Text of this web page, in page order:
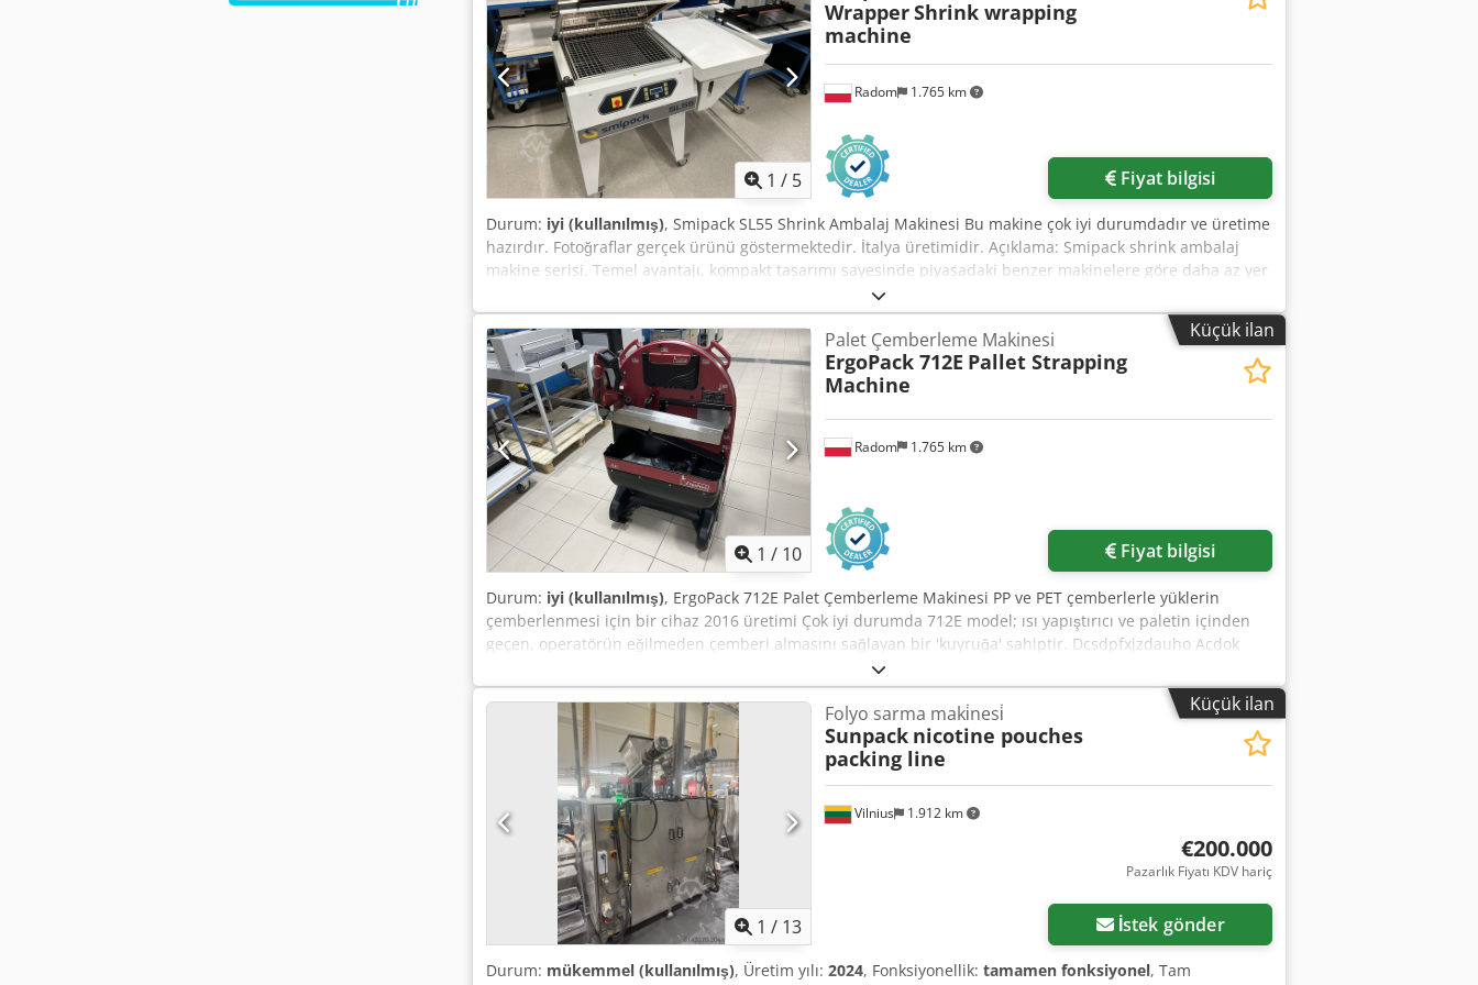
1 / 5
Radom 1.765 km
WrapperShrink wrapping
machine
Fiyat bilgisi
Durum: iyi (kullanılmış), Smipack SL55 Shrink Ambalaj Makinesi Bu makine çok iyi durumdadır ve üretime
hazırdır. Fotoğraflar gerçek ürünü göstermektedir. İtalya üretimidir. Açıklama: Smipack shrink ambalaj
makine serisi. Temel avantajı, kompakt tasarımı sayesinde piyasadaki benzer makinelere göre daha az yer
kaplamasıdır. Teknik özellikler: Dcodezdav Sepfx Acdok Ürün boyutları: 560x430 mm Maksimum ürün
yüksekliği: 260 mm Güç kaynağı: 230V.
Küçük ilan
1 / 10
Radom 1.765 km
Palet Çemberleme Makinesi
ErgoPack 712E Pallet Strapping
Machine
Fiyat bilgisi
Durum: iyi (kullanılmış), ErgoPack 712E Palet Çemberleme Makinesi PP ve PET çemberlerle yüklerin
çemberlenmesi için bir cihaz 2016 üretimi Çok iyi durumda 712E model; ısı yapıştırıcı ve paletin içinden
geçen, operatörün eğilmeden çemberi almasını sağlayan bir 'kuyruğa' sahiptir. Dcsdpfxjzdauho Acdok
Üreticinin açıklaması: ErgoPack 712 E, neredeyse her türlü yükün PP (polipropilen) veya PET (poliester)
çemberlerle bağlanmasında kullanılır. Cihaz tamamen otomatik olarak (germe, yapıştırma ve kesme)
çalışır. Yüksek verimlilik ve kolay kullanım ile öne çıkar; minimum fiziksel çaba ile mükemmel sonuçlar
sağlar. Cihaz, bir kontrol panelinden yönetilmektedir. Belgeler, şarj cihazı ve alet takımı dahildir.
Küçük ilan
1 / 13
Vilnius 1.912 km
Folyo sarma maki̇nesi̇
Sunpack nicotine pouches
packing line
€200.000
Pazarlık Fiyatı KDV hariç
İstek gönder
Durum: mükemmel (kullanılmış), Üretim yılı: 2024, Fonksiyonellik: tamamen fonksiyonel, Tam